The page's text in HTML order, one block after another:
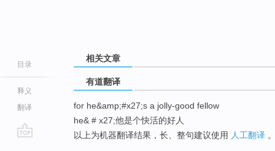
目录
释义
翻译
相关文章
有道翻译
for he&amp;#x27;s a jolly-good fellow
he& # x27;他是个快活的好人
以上为机器翻译结果，长、整句建议使用 人工翻译